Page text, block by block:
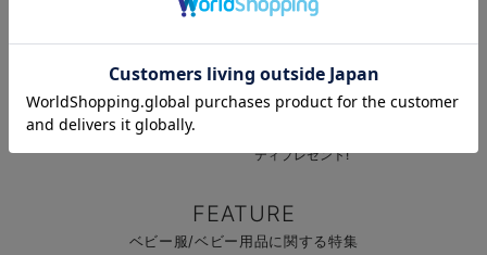
新作ベビーウェア 最大20%OFF
ティプレゼント!
FEATURE
ベビー服/ベビー用品に関する特集
お気に入り商品を確認する